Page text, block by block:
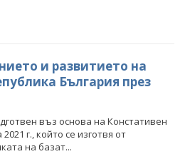
и развитието на
България през
въз основа на Констативен
г., който се изготвя от
на базат...